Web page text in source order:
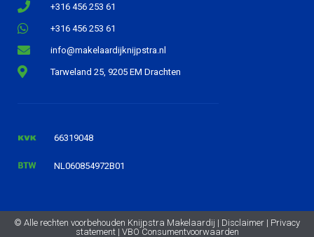
+316 456 253 61
+316 456 253 61
info@makelaardijknijpstra.nl
Tarweland 25, 9205 EM Drachten
66319048
NL060854972B01
© Alle rechten voorbehouden Knijpstra Makelaardij | Disclaimer | Privacy
statement| VBO Consumentvoorwaarden